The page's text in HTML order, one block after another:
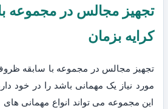
تجهیز مجالس در مجموعه
کرایه بزمان
تجهیز مجالس در مجموعه با سابقه
مورد نیاز یک مهمانی باشد را در خود
این مجموعه می تواند انواع مهمانی